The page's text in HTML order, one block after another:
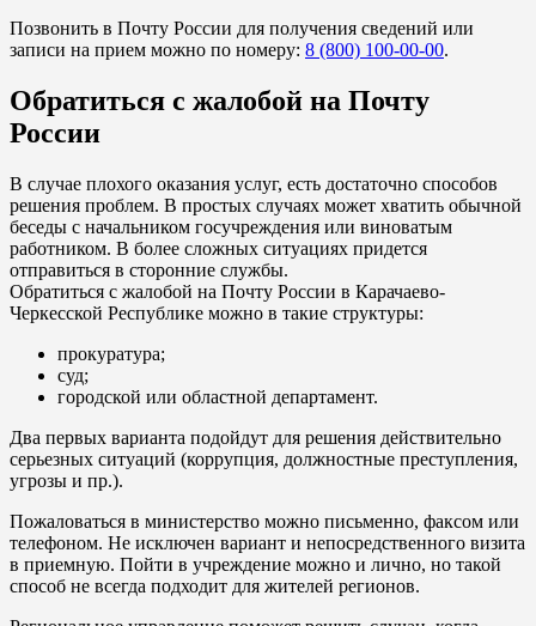
Позвонить в Почту России для получения сведений или
записи на прием можно по номеру: 8 (800) 100-00-00.
Обратиться с жалобой на Почту
России
В случае плохого оказания услуг, есть достаточно способов
решения проблем. В простых случаях может хватить обычной
беседы с начальником госучреждения или виноватым
работником. В более сложных ситуациях придется
отправиться в сторонние службы.
Обратиться с жалобой на Почту России в Карачаево-
Черкесской Республике можно в такие структуры:
прокуратура;
суд;
городской или областной департамент.
Два первых варианта подойдут для решения действительно
серьезных ситуаций (коррупция, должностные преступления,
угрозы и пр.).
Пожаловаться в министерство можно письменно, факсом или
телефоном. Не исключен вариант и непосредственного визита
в приемную. Пойти в учреждение можно и лично, но такой
способ не всегда подходит для жителей регионов.